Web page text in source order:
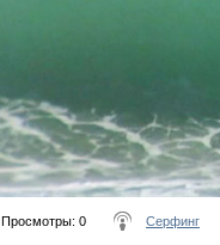
Просмотры: 0 Серфинг